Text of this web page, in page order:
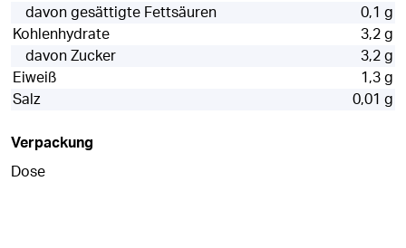
davon gesättigte Fettsäuren
0,1 g
Kohlenhydrate
3,2 g
davon Zucker
3,2 g
Eiweiß
1,3 g
Salz
0,01 g
Verpackung
Dose